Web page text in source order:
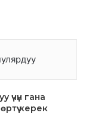
гана
керек